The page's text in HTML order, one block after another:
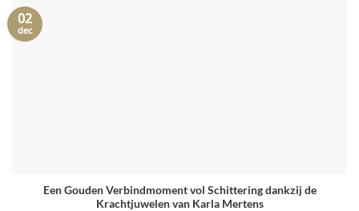
Een Gouden Verbindmoment vol Schittering dankzij de
Krachtjuwelen van Karla Mertens
02
dec